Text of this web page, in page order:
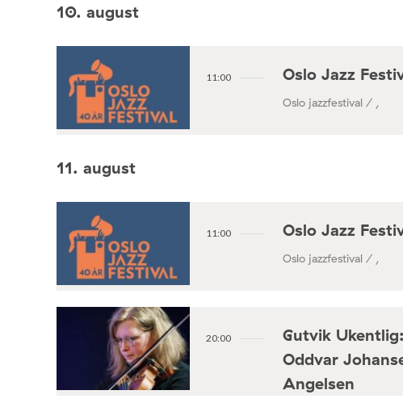
10. august
11:00 Oslo Jazz
Oslo jazzfestival / ,
11. august
11:00 Oslo Jazz
Oslo jazzfestival / ,
20:00
Gutvik
Oddvar
Angelsen